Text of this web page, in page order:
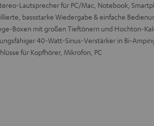
Lautsprecher für PC/Mac, Notebook,
bassstarke Wiedergabe & einfache
Boxen mit großen Tieftönern und Hochton-
40-Watt-Sinus-Verstärker in Bi-
für Kopfhörer, Mikrofon, PC